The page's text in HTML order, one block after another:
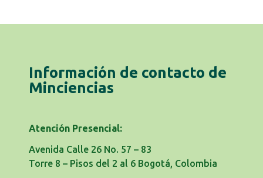
Información de contacto de
Minciencias
Atención Presencial:
Avenida Calle 26 No. 57 – 83
Torre 8 – Pisos del 2 al 6 Bogotá, Colombia